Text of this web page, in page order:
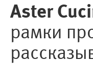
Aster
рамки